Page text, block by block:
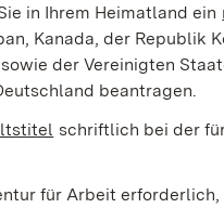
in Ihrem Heimatland ein
Kanada, der Republik
der Vereinigten
beantragen.
schriftlich bei der
für Arbeit